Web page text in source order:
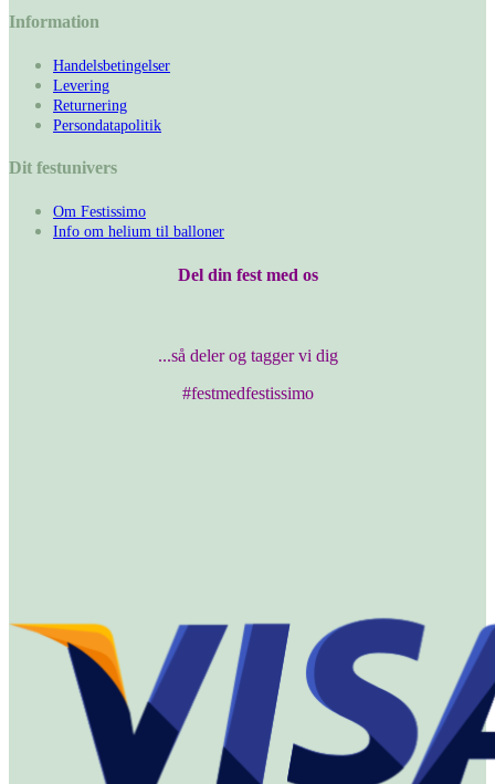
Information
Handelsbetingelser
Levering
Returnering
Persondatapolitik
Dit festunivers
Om Festissimo
Info om helium til balloner
Del din fest med os
...så deler og tagger vi dig
#festmedfestissimo